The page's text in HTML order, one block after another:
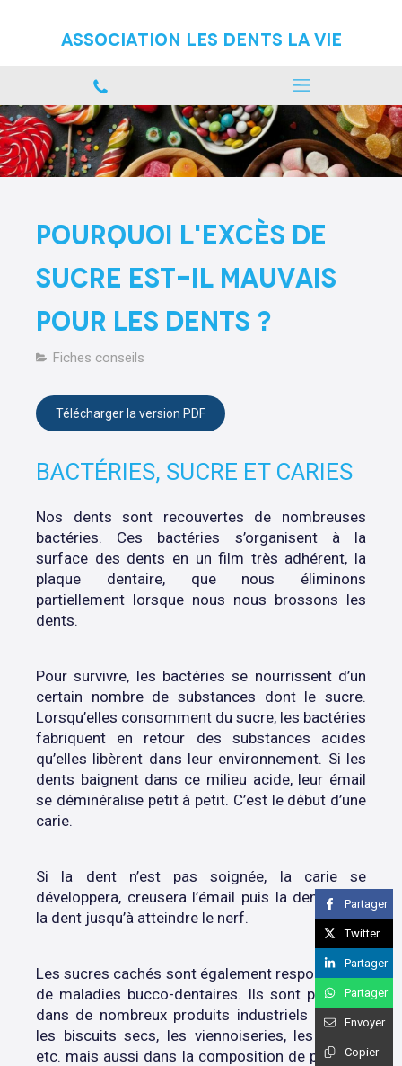
Association Les Dents La vie
Pourquoi l'excès de
sucre est-il mauvais
pour les dents ?
Fiches conseils
Télécharger la version PDF
BACTÉRIES, SUCRE ET CARIES
Nos dents sont recouvertes de nombreuses
bactéries. Ces bactéries s’organisent à la
surface des dents en un film très adhérent, la
plaque dentaire, que nous éliminons
partiellement lorsque nous nous brossons les
dents.
Pour survivre, les bactéries se nourrissent d’un
certain nombre de substances dont le sucre.
Lorsqu’elles consomment du sucre, les bactéries
fabriquent en retour des substances acides
qu’elles libèrent dans leur environnement. Si les
dents baignent dans ce milieu acide, leur émail
se déminéralise petit à petit. C’est le début d’une
carie.
Si la dent n’est pas soignée, la carie se
développera, creusera l’émail puis la dentine de
la dent jusqu’à atteindre le nerf.
Les sucres cachés sont également responsables
de maladies bucco-dentaires. Ils sont présents
dans de nombreux produits industriels comme
les biscuits secs, les viennoiseries, les sodas,
etc. mais aussi dans la composition de produits
Partager
Twitter
Partager
Partager
Envoyer
Copier